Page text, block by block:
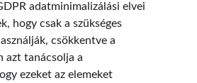
adatminimalizálási elvei
hogy csak a szükséges
csökkentve a
azt tanácsolja a
ezeket az elemeket